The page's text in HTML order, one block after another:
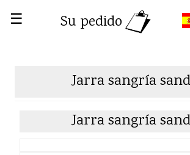
☰ Su pedido
Jarra sangría
Jarra sangría